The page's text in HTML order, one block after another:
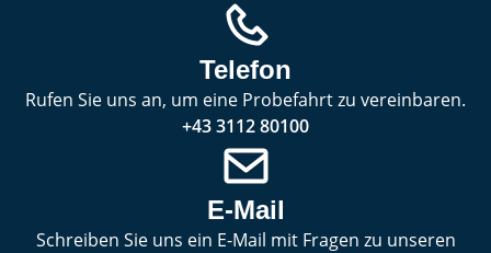
Telefon
Rufen Sie uns an, um eine Probefahrt zu vereinbaren.
+43 3112 80100
E-Mail
Schreiben Sie uns ein E-Mail mit Fragen zu unseren